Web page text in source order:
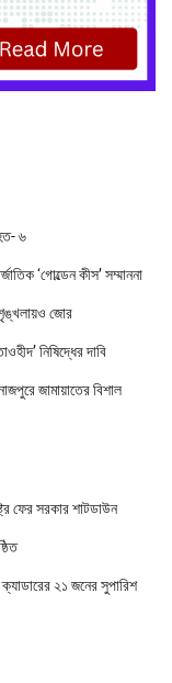
৬
‘গোল্ডেন কীস’ সম্মাননা
জোর
নিষিদ্ধের দাবি
জামায়াতের বিশাল
ফের সরকার শাটডাউন
২১ জনের সুপারিশ